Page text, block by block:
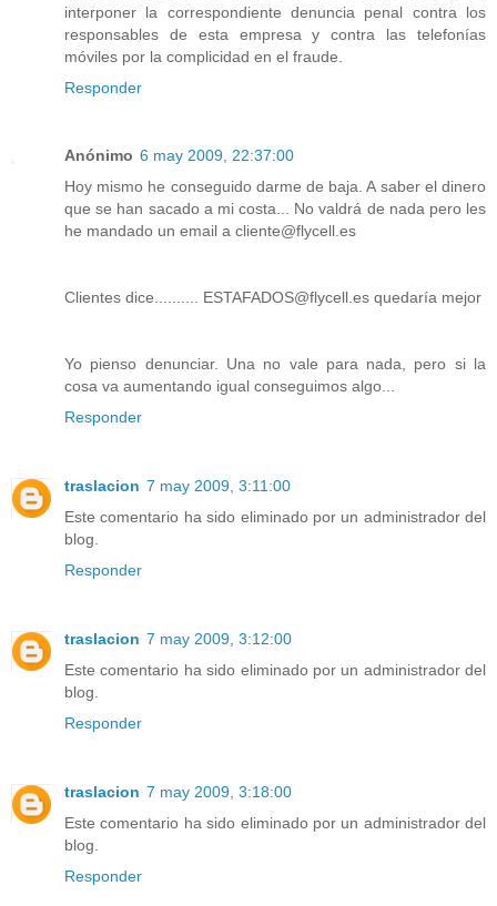
interponer la correspondiente denuncia penal contra los
responsables de esta empresa y contra las telefonías
móviles por la complicidad en el fraude.
Responder
Anónimo 6 may 2009, 22:37:00
Hoy mismo he conseguido darme de baja. A saber el dinero
que se han sacado a mi costa... No valdrá de nada pero les
he mandado un email a cliente@flycell.es
Clientes dice.......... ESTAFADOS@flycell.es quedaría mejor
Yo pienso denunciar. Una no vale para nada, pero si la
cosa va aumentando igual conseguimos algo...
Responder
traslacion 7 may 2009, 3:11:00
Este comentario ha sido eliminado por un administrador del
blog.
Responder
traslacion 7 may 2009, 3:12:00
Este comentario ha sido eliminado por un administrador del
blog.
Responder
traslacion 7 may 2009, 3:18:00
Este comentario ha sido eliminado por un administrador del
blog.
Responder